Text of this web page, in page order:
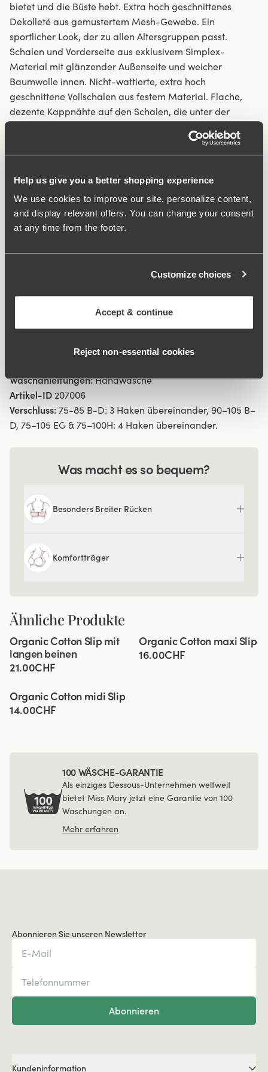
Help us give you a better shopping experience
We use cookies to improve our site, personalize content,
and display relevant offers. You can change your consent
at any time from the footer.
Customize choices
Accept & continue
Reject non‑essential cookies
bietet und die Büste hebt. Extra hoch geschnittenes
Dekolleté aus gemustertem Mesh-Gewebe. Ein
sportlicher Look, der zu allen Altersgruppen passt.
Schalen und Vorderseite aus exklusivem Simplex-
Material mit glänzender Außenseite und weicher
Baumwolle innen. Nicht-wattierte, extra hoch
geschnittene Vollschalen aus festem Material. Flache,
dezente Kappnähte auf den Schalen, die unter der
elastischer Abschluss unten. Verstellbare, wattierte
Träger entlasten die Schultern. U-förmiger Rücken mit
Exklusives laminiertes Material mit weicher
Baumwollinnenseite.
Hebt die Büste und verleiht ihr sehr guten Halt.
Nicht-wattierte Schalen mit Bügel.
Extra hoch geschnittene Vollschalen.
Diskrete Kappnähte auf den Schalen fallen unter der
Kleidung praktisch nicht auf
Sportlicher Stil, der zu allen Altersgruppen passt.
56% Polyamid, 22% Baumwolle, 14% polyester,
Waschanleitungen: Handwäsche
Artikel-ID 207006
Verschluss: 75-85 B-D: 3 Haken übereinander, 90–105 B–
D, 75–105 EG & 75–100H: 4 Haken übereinander.
Was macht es so bequem?
Besonders Breiter Rücken
Komfortträger
Ähnliche Produkte
Viewing image 1 of 3
4 für 3
Organic Cotton Slip mit
langen beinen
21.00CHF
Viewing image 1 of 3
4 für 3
Organic Cotton maxi Slip
16.00CHF
Viewing image 1 of 3
4 für 3
Organic Cotton midi Slip
14.00CHF
100 WÄSCHE-GARANTIE
Als einziges Dessous-Unternehmen weltweit
bietet Miss Mary jetzt eine Garantie von 100
Waschungen an.
Mehr erfahren
Abonnieren Sie unseren Newsletter
Abonnieren
Kundeninformation